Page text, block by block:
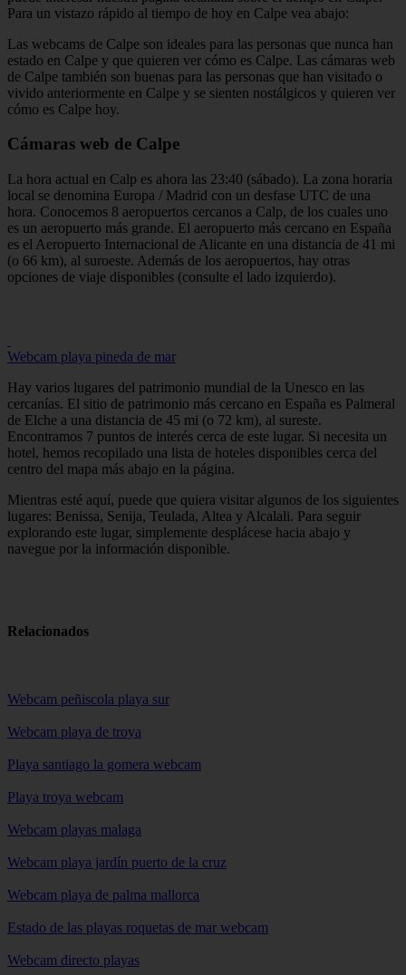
Para un vistazo rápido al tiempo de hoy en Calpe vea abajo:
Las webcams de Calpe son ideales para las personas que nunca han
estado en Calpe y que quieren ver cómo es Calpe. Las cámaras web
de Calpe también son buenas para las personas que han visitado o
vivido anteriormente en Calpe y se sienten nostálgicos y quieren ver
cómo es Calpe hoy.
Cámaras web de Calpe
La hora actual en Calp es ahora las 23:40 (sábado). La zona horaria
local se denomina Europa / Madrid con un desfase UTC de una
hora. Conocemos 8 aeropuertos cercanos a Calp, de los cuales uno
es un aeropuerto más grande. El aeropuerto más cercano en España
es el Aeropuerto Internacional de Alicante en una distancia de 41 mi
(o 66 km), al suroeste. Además de los aeropuertos, hay otras
opciones de viaje disponibles (consulte el lado izquierdo).
Webcam playa pineda de mar
Hay varios lugares del patrimonio mundial de la Unesco en las
cercanías. El sitio de patrimonio más cercano en España es Palmeral
de Elche a una distancia de 45 mi (o 72 km), al sureste.
Encontramos 7 puntos de interés cerca de este lugar. Si necesita un
hotel, hemos recopilado una lista de hoteles disponibles cerca del
centro del mapa más abajo en la página.
Mientras esté aquí, puede que quiera visitar algunos de los siguientes
lugares: Benissa, Senija, Teulada, Altea y Alcalali. Para seguir
explorando este lugar, simplemente desplácese hacia abajo y
navegue por la información disponible.
Relacionados
Webcam peñiscola playa sur
Webcam playa de troya
Playa santiago la gomera webcam
Playa troya webcam
Webcam playas malaga
Webcam playa jardín puerto de la cruz
Webcam playa de palma mallorca
Estado de las playas roquetas de mar webcam
Webcam directo playas